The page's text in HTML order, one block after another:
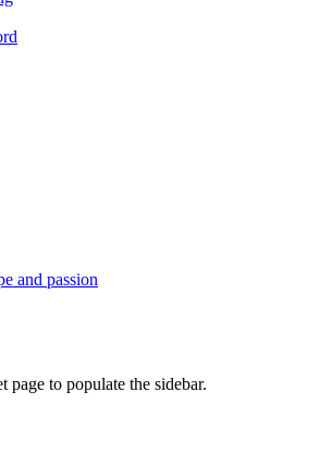
and passion
page to populate the sidebar.